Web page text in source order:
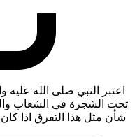
اعتبر النبي صلى الله
تحت الشجرة في الشعاب
شأن مثل هذا التفرق اذا